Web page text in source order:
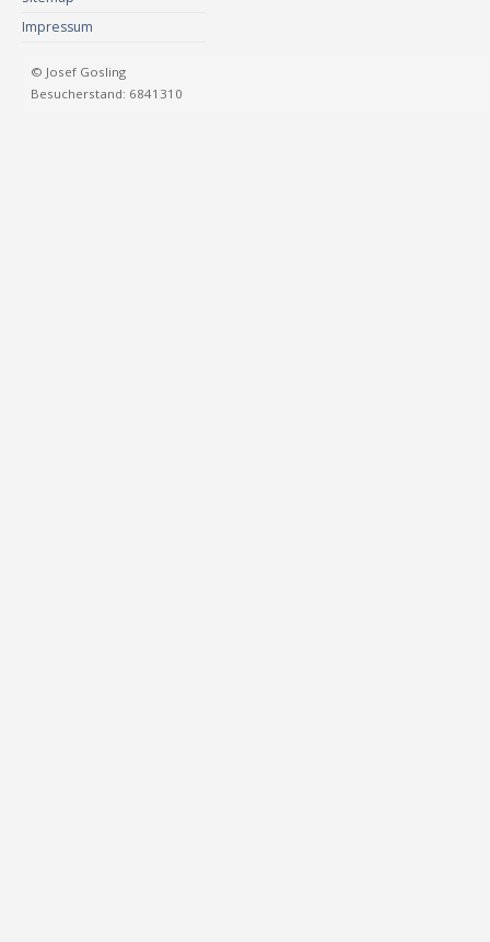
Impressum
© Josef Gosling
Besucherstand: 6841310